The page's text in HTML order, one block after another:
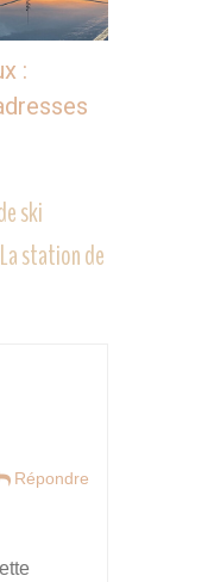
:
ski
station de
Répondre